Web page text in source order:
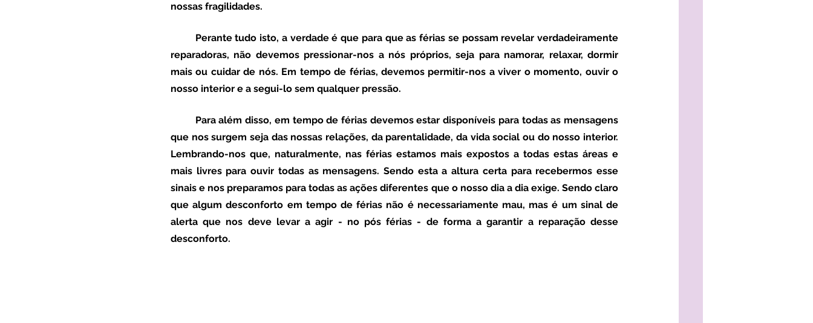
nossas fragilidades.
reparadoras, não devemos pressionar-nos a nós próprios, seja para namorar, relaxar, dormir
mais ou cuidar de nós. Em tempo de férias, devemos permitir-nos a viver o momento, ouvir o
nosso interior e a segui-lo sem qualquer pressão.
que nos surgem seja das nossas relações, da parentalidade, da vida social ou do nosso interior.
Lembrando-nos que, naturalmente, nas férias estamos mais expostos a todas estas áreas e
mais livres para ouvir todas as mensagens. Sendo esta a altura certa para recebermos esse
sinais e nos preparamos para todas as ações diferentes que o nosso dia a dia exige. Sendo claro
que algum desconforto em tempo de férias não é necessariamente mau, mas é um sinal de
alerta que nos deve levar a agir - no pós férias - de forma a garantir a reparação desse
desconforto.